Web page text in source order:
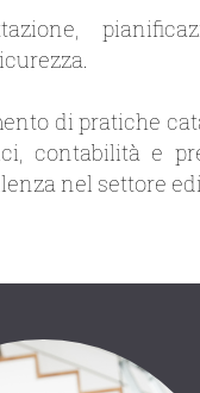
di pratiche
contabilità e
nel settore